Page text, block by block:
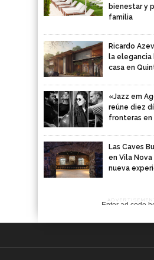
bienestar y
familia
Ricardo
la elegancia
casa en
«Jazz em
reúne diez
fronteras en
Las Caves
en Vila Nova
nueva
Enter ad code